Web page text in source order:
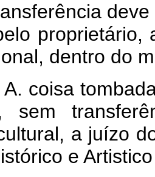
proprietário,
dentro do
coisa
sem
a juízo
e